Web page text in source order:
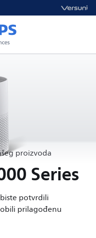
proizvoda
Series
potvrdili
prilagođenu